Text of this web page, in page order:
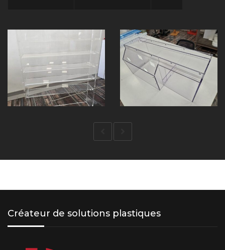
Créateur de solutions plastiques